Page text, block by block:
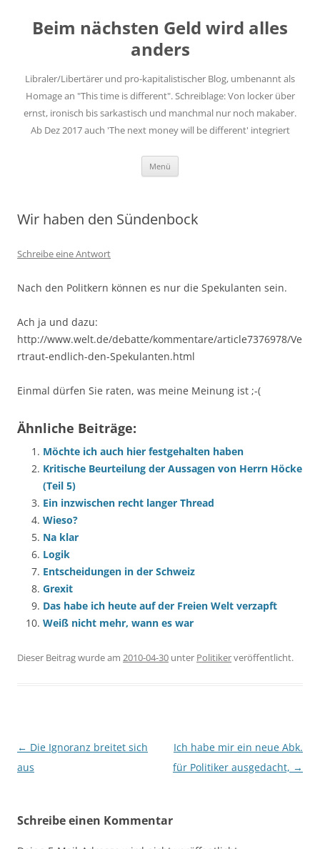
springen
Beim nächsten Geld wird alles
anders
Libraler/Libertärer und pro-kapitalistischer Blog, umbenannt als
Homage an "This time is different". Schreiblage: Von locker über
ernst, ironisch bis sarkastisch und manchmal nur noch makaber.
Ab Dez 2017 auch 'The next money will be different' integriert
Menü
Wir haben den Sündenbock
Schreibe eine Antwort
Nach den Politkern können es nur die Spekulanten sein.
Ach ja und dazu:
http://www.welt.de/debatte/kommentare/article7376978/Ve
rtraut-endlich-den-Spekulanten.html
Einmal dürfen Sie raten, was meine Meinung ist ;-(
Ähnliche Beiträge:
Möchte ich auch hier festgehalten haben
Kritische Beurteilung der Aussagen von Herrn Höcke
(Teil 5)
Ein inzwischen recht langer Thread
Wieso?
Na klar
Logik
Entscheidungen in der Schweiz
Grexit
Das habe ich heute auf der Freien Welt verzapft
Weiß nicht mehr, wann es war
Dieser Beitrag wurde am 2010-04-30 unter Politikerveröffentlicht.
Beitragsnavigation
← Die Ignoranz breitet sich
aus
Ich habe mir ein neue Abk.
für Politiker ausgedacht, →
Schreibe einen Kommentar